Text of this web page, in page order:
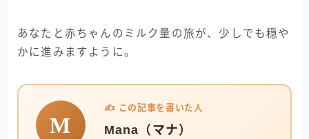
あなたと赤ちゃんのミルク量の旅が、少しでも穏や
かに進みますように。
M
✍️ この記事を書いた人
Mana（マナ）